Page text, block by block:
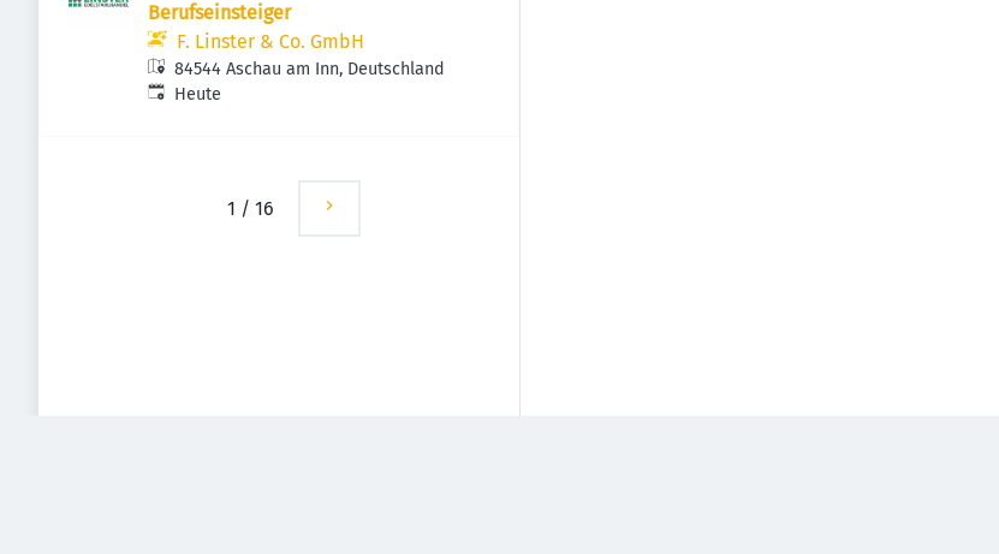
Berufseinsteiger
F. Linster & Co. GmbH
84544 Aschau am Inn, Deutschland
Veröffentlicht
Heute
1 / 16